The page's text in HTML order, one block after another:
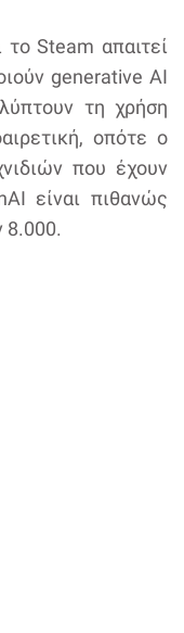
το Steam απαιτεί
generative AI
τη χρήση
οπότε ο
που έχουν
είναι πιθανώς
8.000.